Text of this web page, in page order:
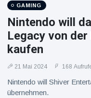
GAMING
Nintendo will
Legacy von der
kaufen
21 Mai 2024 168
Nintendo will Shiver
übernehmen.